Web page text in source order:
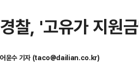
경찰, '고유가 지원
어윤수 기자 (taco@dailian.co.kr)